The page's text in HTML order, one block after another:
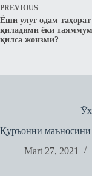
PREVIOUS
Ёши улуғ одам таҳорат
қиладими ёки таяммум
қилса жоизми?
Қуръонни
Mart 27, 2021